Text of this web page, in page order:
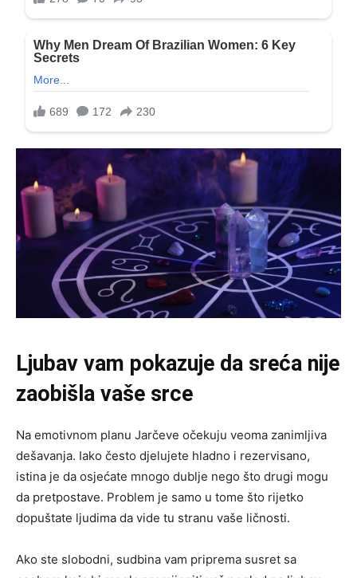
Ljubav vam pokazuje da sreća nije
zaobišla vaše srce
Na emotivnom planu Jarčeve očekuju veoma zanimljiva
dešavanja. Iako često djelujete hladno i rezervisano,
istina je da osjećate mnogo dublje nego što drugi mogu
da pretpostave. Problem je samo u tome što rijetko
dopuštate ljudima da vide tu stranu vaše ličnosti.
Ako ste slobodni, sudbina vam priprema susret sa